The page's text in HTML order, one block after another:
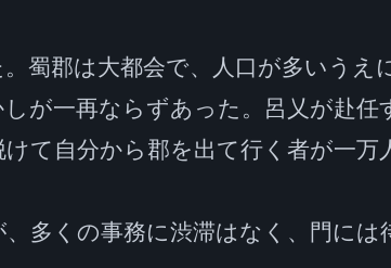
蜀郡は大都会で、人口が多いうえ
が一再ならずあった。呂乂が赴
て自分から郡を出て行く者が一万
多くの事務に渋滞はなく、門には